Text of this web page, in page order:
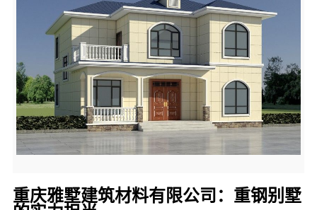
重庆雅墅建筑材料有限公司：重钢别墅